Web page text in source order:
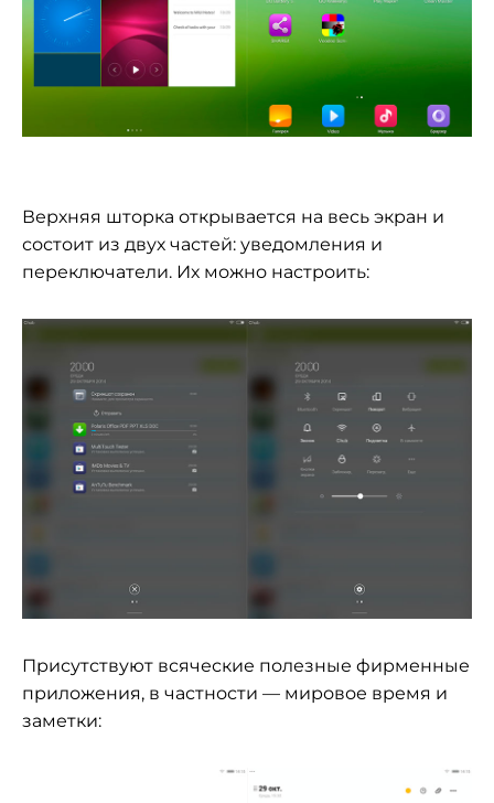
Верхняя шторка открывается на весь экран и
состоит из двух частей: уведомления и
переключатели. Их можно настроить:
Присутствуют всяческие полезные фирменные
приложения, в частности — мировое время и
заметки: